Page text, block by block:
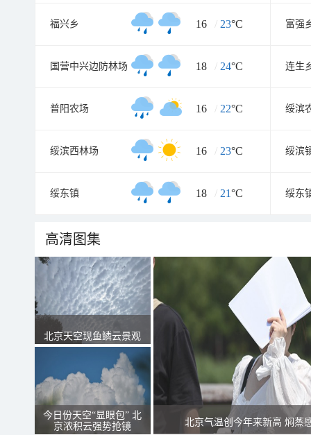
福兴乡 16 / 23°C 富强
国营中兴边防林场 18 / 24°C 连生
普阳农场 16 / 22°C 绥滨
绥滨西林场 16 / 23°C 绥滨
绥东镇 18 / 21°C 绥东
高清图集
北京天空现鱼鳞云景观
今日份天空“显眼包” 北
京浓积云强势抢镜
北京气温创今年来新高 焖蒸